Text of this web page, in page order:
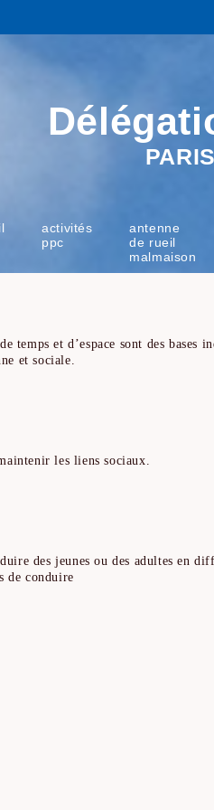
activités
ppc
antenne
de rueil
malmaison
et d’espace sont des bases
et sociale.
les liens sociaux.
des jeunes ou des adultes en
de conduire